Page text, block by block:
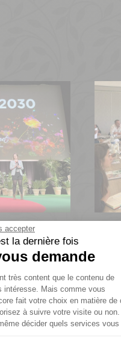
accepter
la dernière fois
demande
de Gestion
très content que le contenu de
intéresse. Mais comme vous
fait votre choix en matière
à suivre votre visite ou non.
décider quels services
avec